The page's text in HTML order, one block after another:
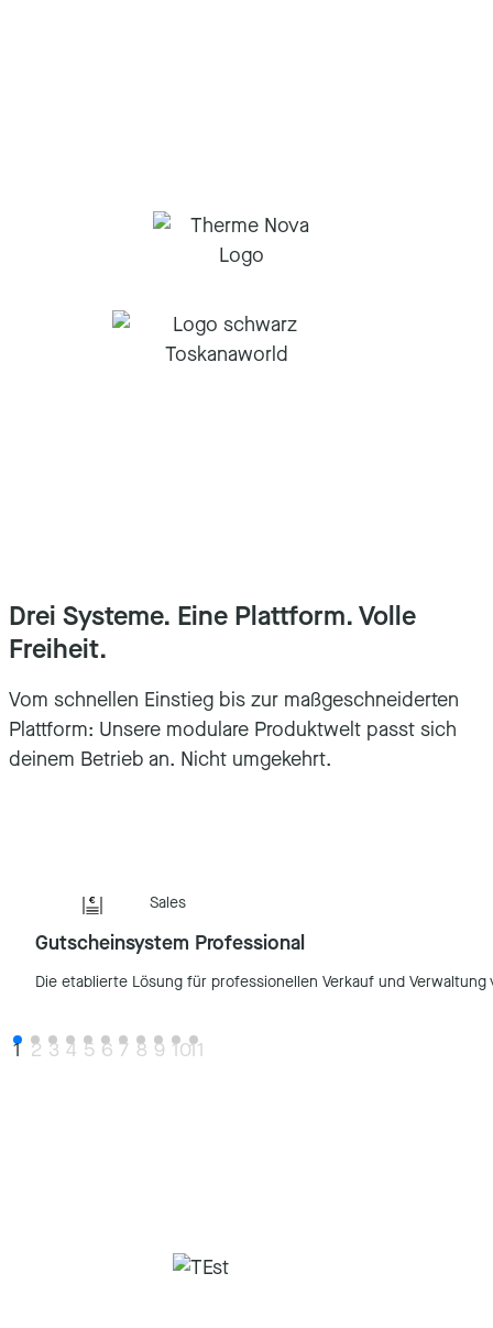
Drei Systeme. Eine Plattform. Volle
Freiheit.
Vom schnellen Einstieg bis zur maßgeschneiderten
Plattform: Unsere modulare Produktwelt passt sich
deinem Betrieb an. Nicht umgekehrt.
Sales
Gutscheinsystem Professional
Die etablierte Lösung für professionellen Verkauf und Verwaltung
1 2 3 4 5 6 7 8 9 1011